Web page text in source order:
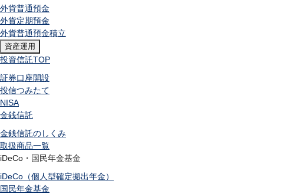
外貨普通預金
外貨定期預金
外貨普通預金積立
資産運用
投資信託TOP
証券口座開設
投信つみたて
NISA
金銭信託
金銭信託のしくみ
取扱商品一覧
iDeCo・国民年金基金
iDeCo（個人型確定拠出年金）
国民年金基金